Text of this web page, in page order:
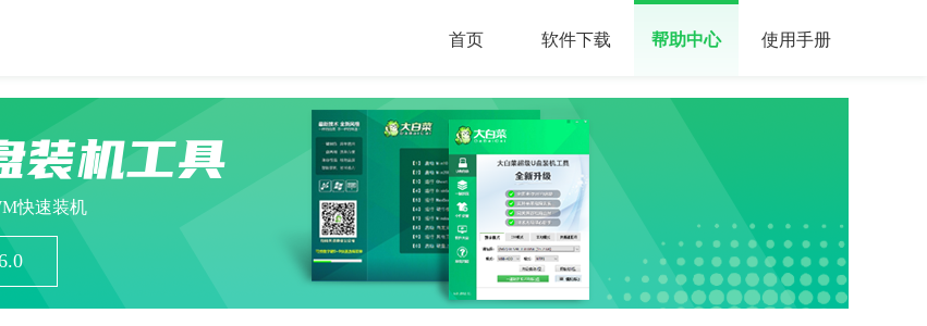
首页 软件下载 帮助中心 使用手册
装机工具
快速装机